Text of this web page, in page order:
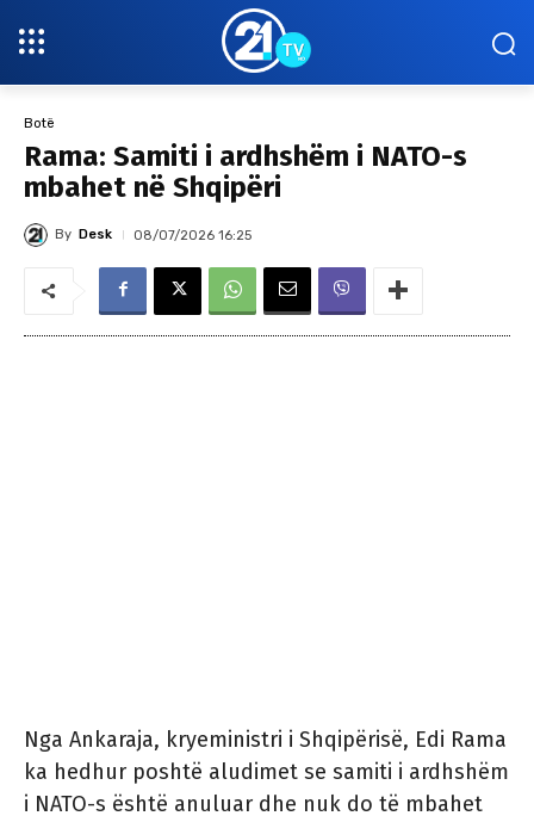
Botë
Rama: Samiti i ardhshëm i NATO-s
mbahet në Shqipëri
By Desk 08/07/2026 16:25
Nga Ankaraja, kryeministri i Shqipërisë, Edi Rama
ka hedhur poshtë aludimet se samiti i ardhshëm
i NATO-s është anuluar dhe nuk do të mbahet